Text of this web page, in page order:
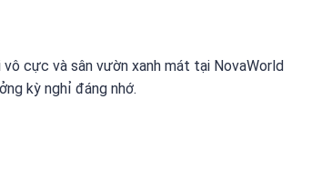
cực và sân vườn xanh mát tại NovaWorld
kỳ nghỉ đáng nhớ.